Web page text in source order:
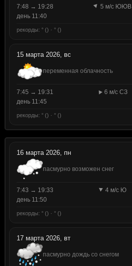
7:48 → 19:28
5 м/с ЮЮВ
день 11:40
рекорды: ° () · ° ()
15 марта 2026, вс
переменная облачность
7:45 → 19:31
6 м/с СЗ
день 11:45
рекорды: ° () · ° ()
16 марта 2026, пн
пасмурно возможен снег
7:43 → 19:33
4 м/с Ю
день 11:50
рекорды: ° () · ° ()
17 марта 2026, вт
пасмурно дождь со снегом